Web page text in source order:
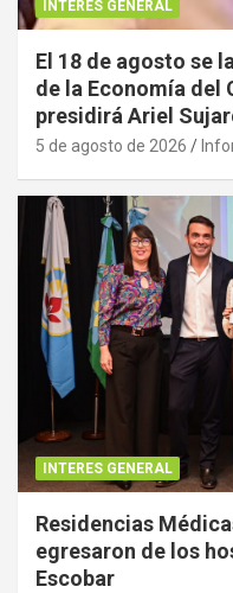
INTERES GENERAL
El 18 de agosto se
de la Economía del
presidirá Ariel
5 de agosto de 2026
INTERES GENERAL
Residencias
egresaron de los
Escobar